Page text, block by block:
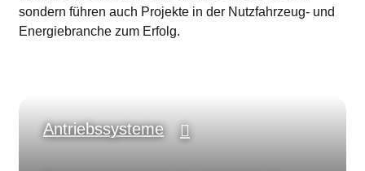
sondern führen auch Projekte in der Nutzfahrzeug- und
Energiebranche zum Erfolg.
Antriebssysteme